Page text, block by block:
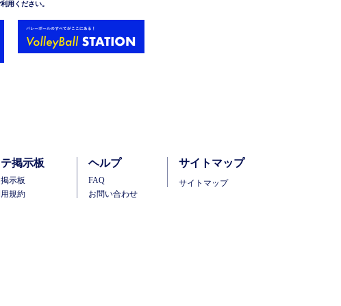
用ください。
掲示板
示板
規約
ヘルプ
FAQ
お問い合わせ
サイトマップ
サイトマップ